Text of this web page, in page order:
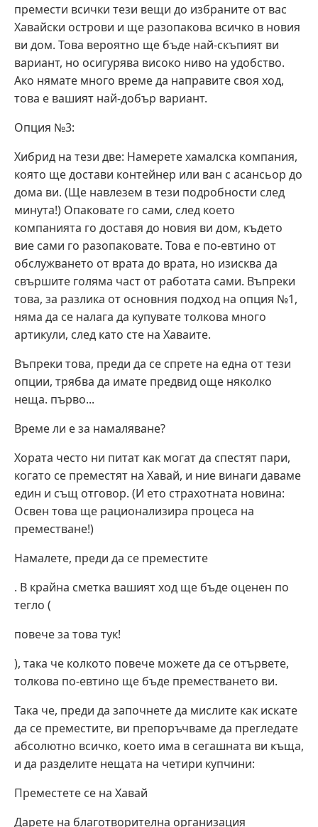
премести всички тези вещи до избраните от вас
Хавайски острови и ще разопакова всичко в новия
ви дом. Това вероятно ще бъде най-скъпият ви
вариант, но осигурява високо ниво на удобство.
Ако нямате много време да направите своя ход,
това е вашият най-добър вариант.
Опция №3:
Хибрид на тези две: Намерете хамалска компания,
която ще достави контейнер или ван с асансьор до
дома ви. (Ще навлезем в тези подробности след
минута!) Опаковате го сами, след което
компанията го доставя до новия ви дом, където
вие сами го разопаковате. Това е по-евтино от
обслужването от врата до врата, но изисква да
свършите голяма част от работата сами. Въпреки
това, за разлика от основния подход на опция №1,
няма да се налага да купувате толкова много
артикули, след като сте на Хаваите.
Въпреки това, преди да се спрете на една от тези
опции, трябва да имате предвид още няколко
неща. първо...
Време ли е за намаляване?
Хората често ни питат как могат да спестят пари,
когато се преместят на Хавай, и ние винаги даваме
един и същ отговор. (И ето страхотната новина:
Освен това ще рационализира процеса на
преместване!)
Намалете, преди да се преместите
. В крайна сметка вашият ход ще бъде оценен по
тегло (
повече за това тук!
), така че колкото повече можете да се отървете,
толкова по-евтино ще бъде преместването ви.
Така че, преди да започнете да мислите как искате
да се преместите, ви препоръчваме да прегледате
абсолютно всичко, което има в сегашната ви къща,
и да разделите нещата на четири купчини:
Преместете се на Хавай
Дарете на благотворителна организация